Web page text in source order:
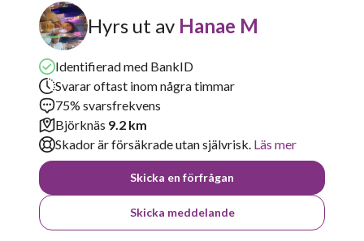
Hyrs ut av Hanae M
Identifierad med BankID
Svarar oftast inom några timmar
75% svarsfrekvens
Björknäs 9.2 km
Skador är försäkrade utan självrisk. Läs mer
Skicka en förfrågan
Skicka meddelande